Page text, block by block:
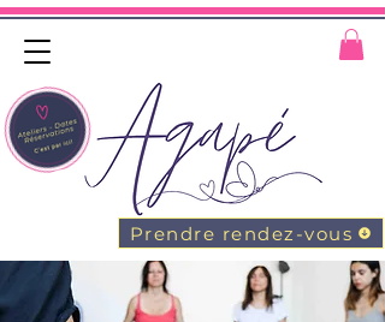
Prendre rendez-vous